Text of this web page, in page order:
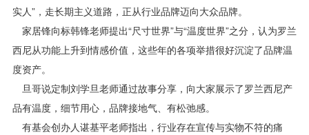
实人”，走长期主义道路，正从行业品牌迈向大众品牌。
家居锋向标韩锋老师提出“尺寸世界”与“温度世界”之分，认为罗兰
西尼从功能上升到情感价值，这些年的各项举措很好沉淀了品牌温
度资产。
旦哥说定制刘学旦老师通过故事分享，向大家展示了罗兰西尼产
品有温度，细节用心，品牌接地气、有松弛感。
有基会创办人谌基平老师指出，行业存在宣传与实物不符的痛